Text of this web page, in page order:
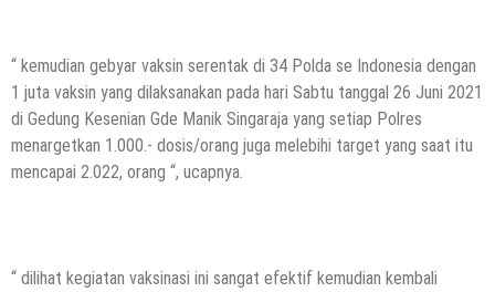
“ kemudian gebyar vaksin serentak di 34 Polda se Indonesia dengan
1 juta vaksin yang dilaksanakan pada hari Sabtu tanggal 26 Juni 2021
di Gedung Kesenian Gde Manik Singaraja yang setiap Polres
menargetkan 1.000.- dosis/orang juga melebihi target yang saat itu
mencapai 2.022, orang “, ucapnya.
“ dilihat kegiatan vaksinasi ini sangat efektif kemudian kembali